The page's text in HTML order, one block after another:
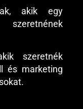
akik egy
szeretnék
és marketing